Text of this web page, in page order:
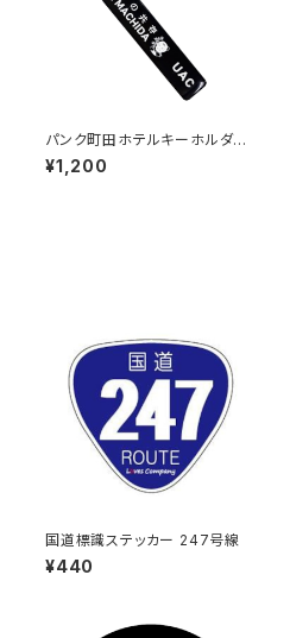
パンク町田ホテルキーホルダー
design1
¥1,200
国道標識ステッカー 247号線
¥440